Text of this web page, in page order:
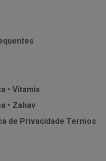
• Vitamix
• Zahav
de Privacidade Termos